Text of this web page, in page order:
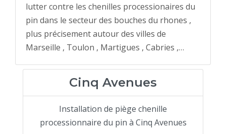
lutter contre les chenilles processionaires du
pin dans le secteur des bouches du rhones ,
plus précisement autour des villes de
Marseille , Toulon , Martigues , Cabries ,…
Cinq Avenues
Installation de piège chenille
processionnaire du pin à Cinq Avenues